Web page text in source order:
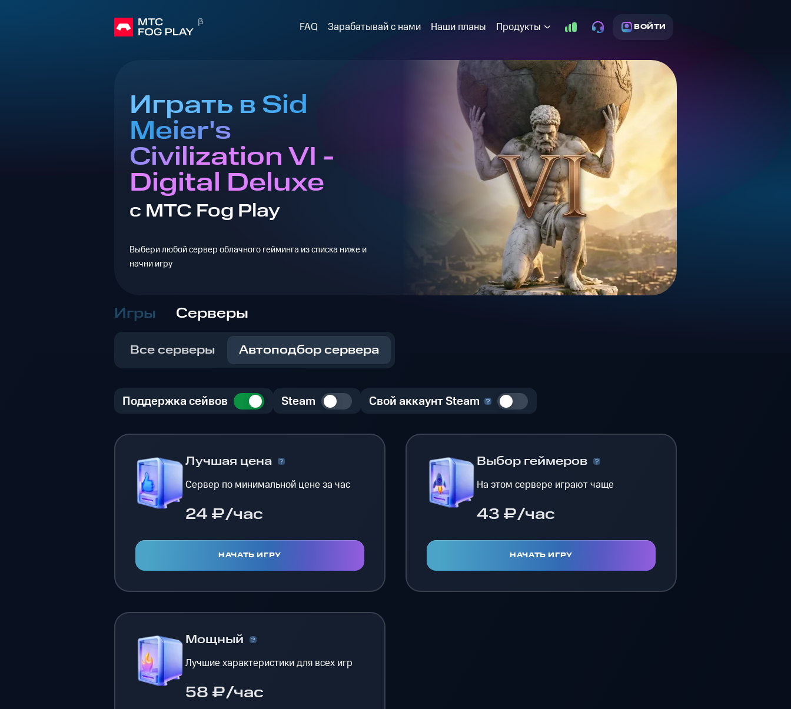
FAQ Зарабатывай с нами Наши планы Продукты ВОЙТИ
Играть в Sid
Meier's
Civilization VI -
Digital Deluxe
с МТС Fog Play
Выбери любой сервер облачного гейминга из списка ниже и
начни игру
Игры Серверы
Все серверы Автоподбор сервера
Поддержка сейвов Steam Свой аккаунт Steam
Лучшая цена
Сервер по минимальной цене за час
24 ₽/час
НАЧАТЬ ИГРУ
Выбор геймеров
На этом сервере играют чаще
43 ₽/час
НАЧАТЬ ИГРУ
Мощный
Лучшие характеристики для всех игр
58 ₽/час